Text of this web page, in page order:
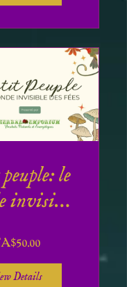
le
invisible
Details